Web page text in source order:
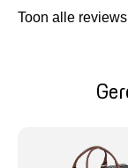
Toon alle reviews